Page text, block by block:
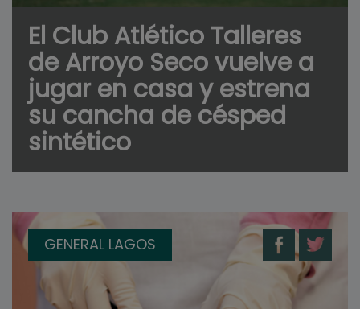
El Club Atlético Talleres
de Arroyo Seco vuelve a
jugar en casa y estrena
su cancha de césped
sintético
GENERAL LAGOS